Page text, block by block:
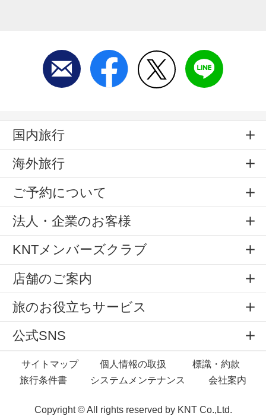
国内旅行
海外旅行
ご予約について
法人・企業のお客様
KNTメンバーズクラブ
店舗のご案内
旅のお役立ちサービス
公式SNS
サイトマップ 個人情報の取扱
標識・約款
旅行条件書
システムメンテナンス 会社案内
Copyright © All rights reserved by KNT Co.,Ltd.